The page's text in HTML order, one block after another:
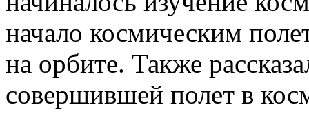
начало космическим
на орбите. Также
совершившей полет в